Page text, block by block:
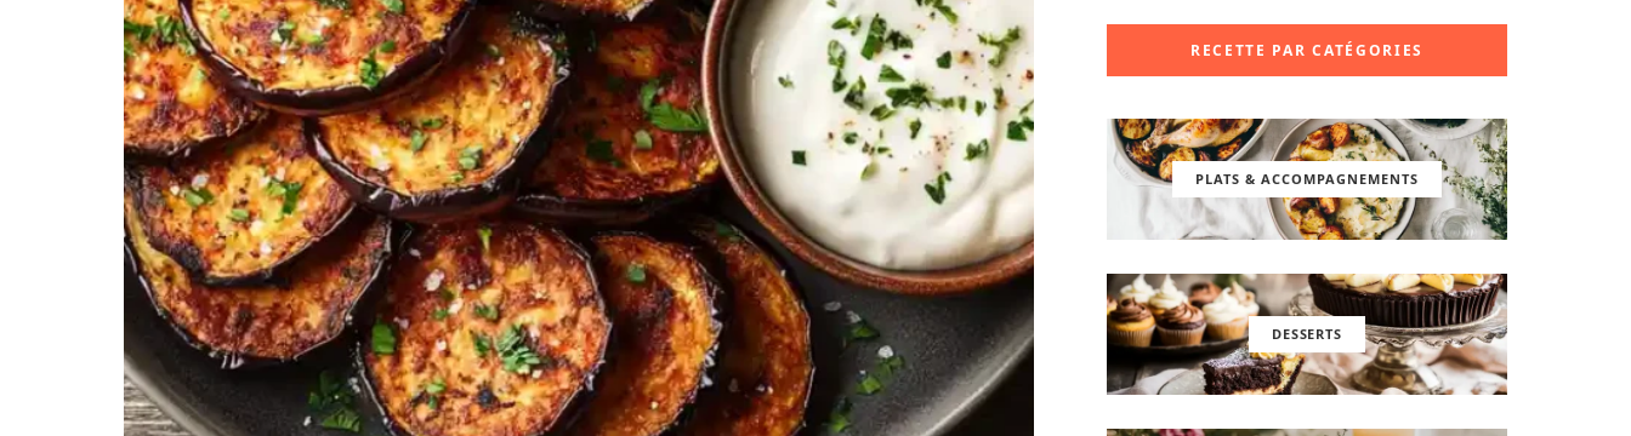
RECETTE PAR CATÉGORIES
PLATS & ACCOMPAGNEMENTS
DESSERTS